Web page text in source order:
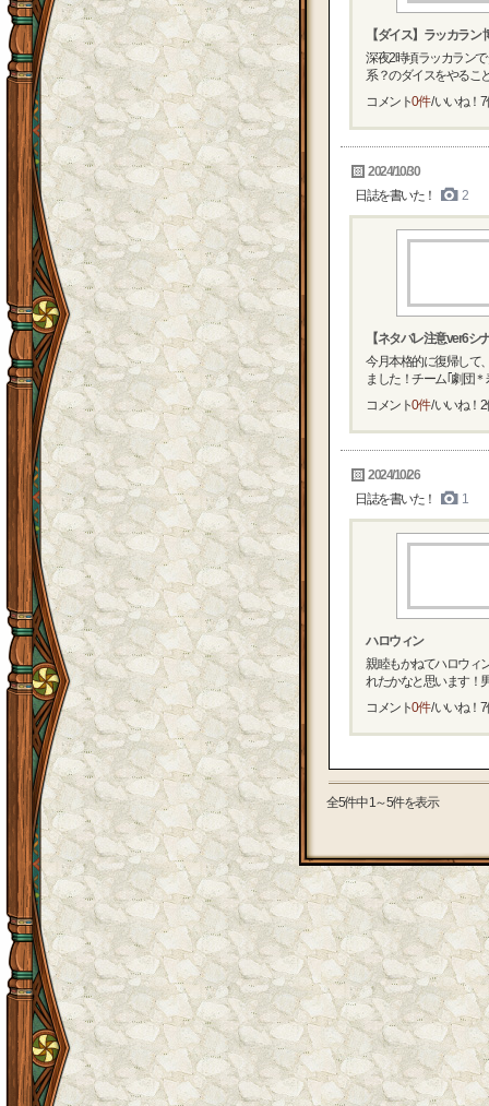
【ダイス】ラッカラン
深夜2時頃ラッカラン
系？のダイスをやるこ
コメント0件/ いいね！ 7
2024/10/30
日誌を書いた！
2
【ネタバレ注意ver6シ
今月本格的に復帰して
ました！チーム｢劇団＊
コメント0件/ いいね！ 2
2024/10/26
日誌を書いた！
1
ハロウィン
親睦もかねてハロウィ
れたかなと思います！
コメント0件/ いいね！ 7
全5件中 1～5件を表示